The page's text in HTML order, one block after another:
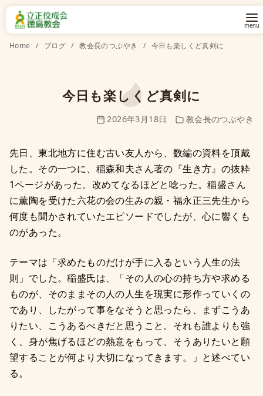
Home ブログ 教会長のつぶやき 今日も楽しくど真剣に
今日も楽しくど真剣に
2026年3月18日 教会長のつぶやき
先日、東北地方に住む古い友人から、数編の資料を頂戴
した。その一つに、稲森和夫さん著の『生き方』の抜粋
1ページがあった。改めてなるほどと唸った。稲盛さん
に薫陶を受けた六花の会の生みの親・福永正三先生から
何度も聞かされていたエピソードでしたが、心に響くも
のがあった。
テーマは「求めたものだけが手に入るという人生の法
則」でした。稲盛氏は、「その人の心の持ち方や求める
ものが、そのままその人の人生を現実に形作っていくの
であり、したがって事をなそうと思ったら、まずこうあ
りたい、こうあるべきだと思うこと。それも誰よりも強
く、身が焦げるほどの熱意をもって、そうありたいと願
望することが何より大切になってきます。」と述べてい
る。